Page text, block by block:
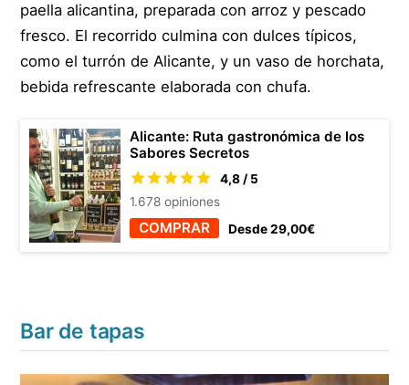
paella alicantina, preparada con arroz y pescado
fresco. El recorrido culmina con dulces típicos,
como el turrón de Alicante, y un vaso de horchata,
bebida refrescante elaborada con chufa.
Alicante: Ruta gastronómica de los
Sabores Secretos
4,8 / 5
1.678 opiniones
COMPRAR Desde 29,00€
Bar de tapas